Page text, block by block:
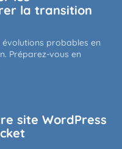
la transition
probables en
Préparez-vous en
site WordPress